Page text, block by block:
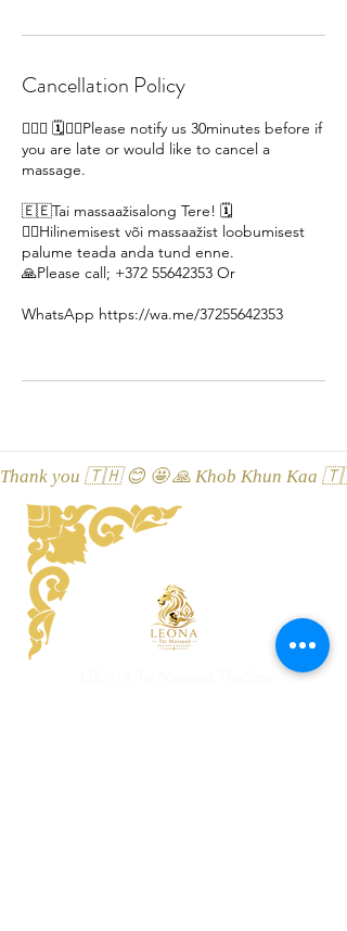
Cancellation Policy
🙋🏽‍♀ 🗓️🙇‍♀️Please notify us 30minutes before if
you are late or would like to cancel a
massage.
🇪🇪Tai massaažisalong Tere! 🗓️
🙇‍♀️Hilinemisest või massaažist loobumisest
palume teada anda tund enne.
🙏Please call; +372 55642353 Or
WhatsApp https://wa.me/37255642353
Thank you 🇹🇭 😊 🤩 🙏 Khob Khun Kaa